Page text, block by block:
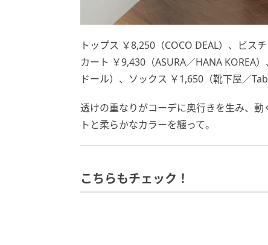
トップス ￥8,250（COCO DEAL）、ビス
カート ￥9,430（ASURA／HANA KOREA
ドール）、ソックス ￥1,650（靴下屋／
透けの重なりがコーデに奥行きを生み、
トと柔らかなカラーを纏って。
こちらもチェック！